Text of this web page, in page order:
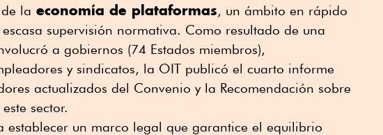
la economía de plataformas, un ámbito en rápido
supervisión normativa. Como resultado de una
a gobiernos (74 Estados miembros),
y sindicatos, la OIT publicó el cuarto informe
actualizados del Convenio y la Recomendación sobre
sector.
establecer un marco legal que garantice el equilibrio